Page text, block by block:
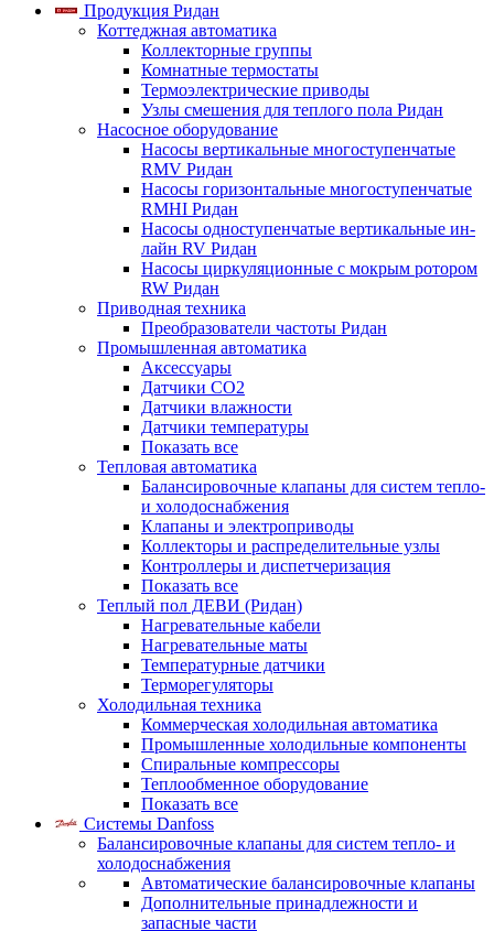
Продукция Ридан
Коттеджная автоматика
Коллекторные группы
Комнатные термостаты
Термоэлектрические приводы
Узлы смешения для теплого пола Ридан
Насосное оборудование
Насосы вертикальные многоступенчатые
RMV Ридан
Насосы горизонтальные многоступенчатые
RMHI Ридан
Насосы одноступенчатые вертикальные ин-
лайн RV Ридан
Насосы циркуляционные с мокрым ротором
RW Ридан
Приводная техника
Преобразователи частоты Ридан
Промышленная автоматика
Аксессуары
Датчики CO2
Датчики влажности
Датчики температуры
Показать все
Тепловая автоматика
Балансировочные клапаны для систем тепло-
и холодоснабжения
Клапаны и электроприводы
Коллекторы и распределительные узлы
Контроллеры и диспетчеризация
Показать все
Теплый пол ДЕВИ (Ридан)
Нагревательные кабели
Нагревательные маты
Температурные датчики
Терморегуляторы
Холодильная техника
Коммерческая холодильная автоматика
Промышленные холодильные компоненты
Спиральные компрессоры
Теплообменное оборудование
Показать все
Системы Danfoss
Балансировочные клапаны для систем тепло- и
холодоснабжения
Автоматические балансировочные клапаны
Дополнительные принадлежности и
запасные части